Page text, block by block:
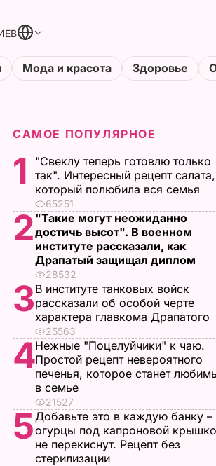
Мода и красота Здоровье
САМОЕ ПОПУЛЯРНОЕ
1
"Свеклу теперь готовлю только
так". Интересный рецепт салата,
который полюбила вся семья
65251
2 "Такие могут неожиданно
достичь высот". В военном
институте рассказали, как
Драпатый защищал диплом
28532
3В институте танковых войск
рассказали об особой черте
характера главкома Драпатого
25563
4Нежные "Поцелуйчики" к чаю.
Простой рецепт невероятного
печенья, которое станет
в семье
21527
5Добавьте это в каждую банку –
огурцы под капроновой
не перекиснут. Рецепт без
стерилизации